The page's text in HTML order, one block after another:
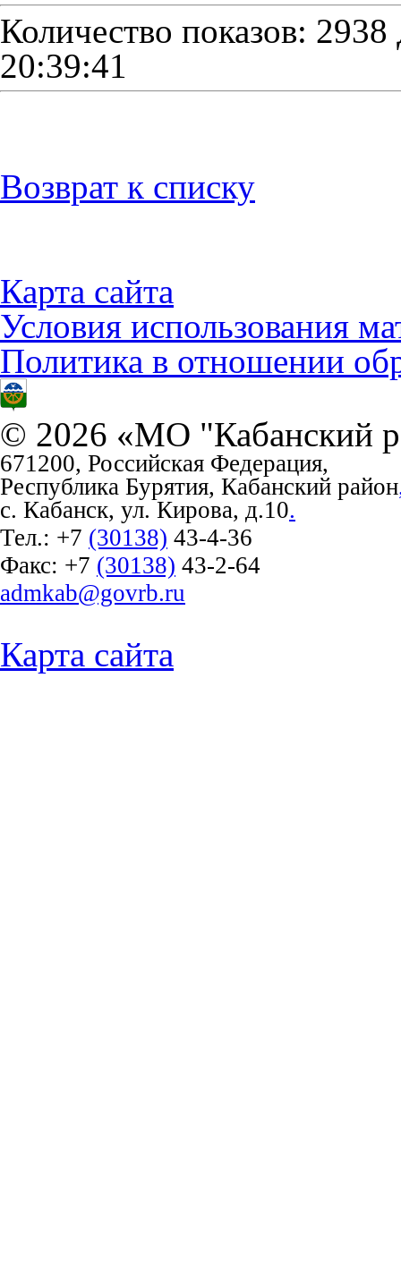
Количество показов: 2938
20:39:41
Возврат к списку
Карта сайта
Условия использования
Политика в отношении
© 2026 «МО "Кабанский
671200, Российская Федерация,
Республика Бурятия, Кабанский район
с. Кабанск, ул. Кирова, д.10.
Тел.: +7 (30138) 43-4-36
Факс: +7 (30138) 43-2-64
admkab@govrb.ru
Карта сайта